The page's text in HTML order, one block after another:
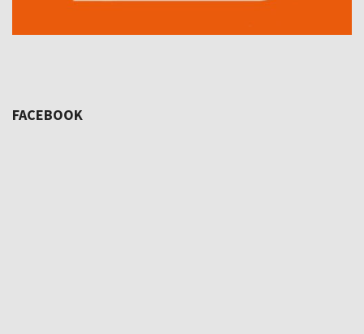
FACEBOOK